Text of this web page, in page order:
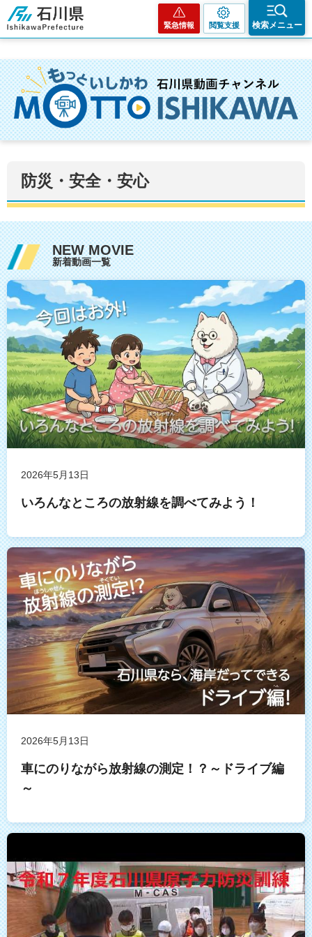
石川県
緊急情報 閲覧支援 検索メニュー
防災・安全・安心
NEW MOVIE
新着動画一覧
2026年5月13日
いろんなところの放射線を調べてみよう！
2026年5月13日
車にのりながら放射線の測定！？～ドライブ編
～